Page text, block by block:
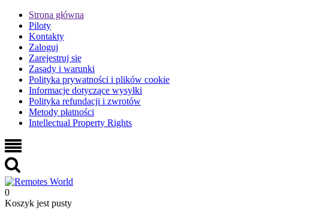
Strona główna
Piloty
Kontakty
Zaloguj
Zarejestruj się
Zasady i warunki
Polityka prywatności i plików cookie
Informacje dotyczące wysyłki
Polityka refundacji i zwrotów
Metody płatności
Intellectual Property Rights
0
Koszyk jest pusty